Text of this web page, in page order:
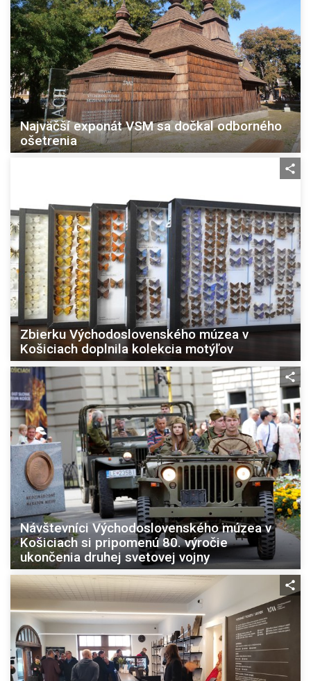
Najväčší exponát VSM sa dočkal odborného
ošetrenia
Zbierku Východoslovenského múzea v
Košiciach doplnila kolekcia motýľov
Návštevníci Východoslovenského múzea v
Košiciach si pripomenú 80. výročie
ukončenia druhej svetovej vojny